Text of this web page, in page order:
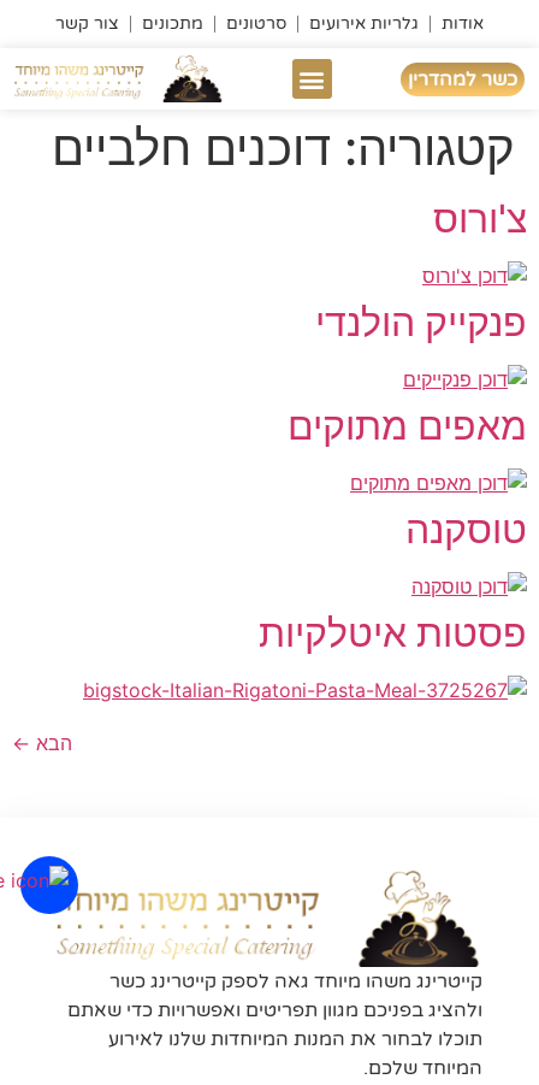
אודות גלריות אירועים סרטונים מתכונים צור קשר
כשר למהדרין
קטגוריה: דוכנים חלביים
צ'ורוס
פנקייק הולנדי
מאפים מתוקים
טוסקנה
פסטות איטלקיות
הבא ←
קייטרינג משהו מיוחד גאה לספק קייטרינג כשר
ולהציג בפניכם מגוון תפריטים ואפשרויות כדי שאתם
תוכלו לבחור את המנות המיוחדות שלנו לאירוע
המיוחד שלכם.